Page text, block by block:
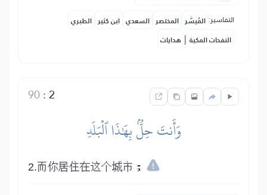
التفاسير: المُيسَّر المختصر السعدي ابن كثير الطبري
النفحات المكية | هدايات
2
:
90
وَأَنتَ حِلُّۢ بِهَٰذَا ٱلۡبَلَدِ
2.而你居住在这个城市；